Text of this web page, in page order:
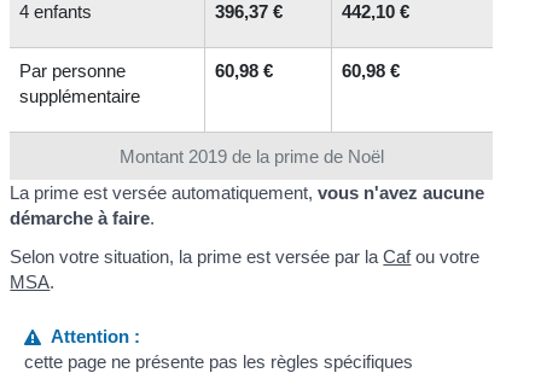
Montant 2019 de la prime de Noël
4 enfants 396,37 € 442,10 €
Par personne
supplémentaire
60,98 € 60,98 €
La prime est versée automatiquement, vous n'avez aucune
démarche à faire.
Selon votre situation, la prime est versée par laCafou votre
MSA.
Attention :
cette page ne présente pas les règles spécifiques